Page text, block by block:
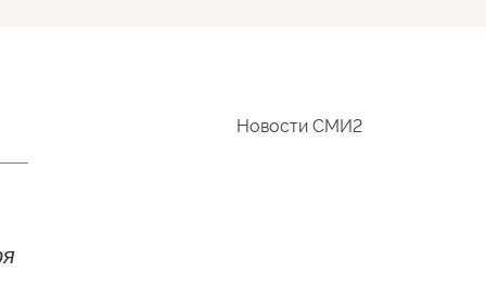
Новости СМИ2